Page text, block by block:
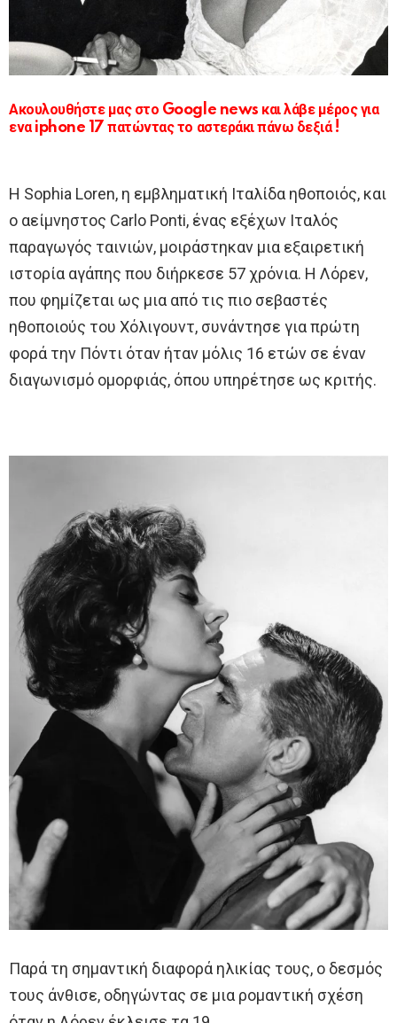
Ακουλουθήστε μας στο Google news και λάβε μέρος για
ενα iphone 17 πατώντας το αστεράκι πάνω δεξιά !
Η Sophia Loren, η εμβληματική Ιταλίδα ηθοποιός, και
ο αείμνηστος Carlo Ponti, ένας εξέχων Ιταλός
παραγωγός ταινιών, μοιράστηκαν μια εξαιρετική
ιστορία αγάπης που διήρκεσε 57 χρόνια. Η Λόρεν,
που φημίζεται ως μια από τις πιο σεβαστές
ηθοποιούς του Χόλιγουντ, συνάντησε για πρώτη
φορά την Πόντι όταν ήταν μόλις 16 ετών σε έναν
διαγωνισμό ομορφιάς, όπου υπηρέτησε ως κριτής.
Παρά τη σημαντική διαφορά ηλικίας τους, ο δεσμός
τους άνθισε, οδηγώντας σε μια ρομαντική σχέση